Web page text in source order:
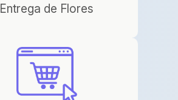
Entrega de Flores